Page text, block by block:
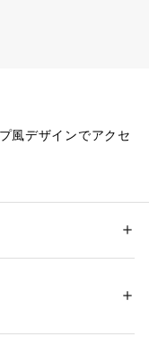
風デザインでアクセ
るのも嬉しいポイン